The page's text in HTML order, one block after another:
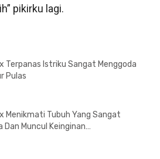
pikirku lagi.
Terpanas Istriku Sangat Menggoda
Pulas
Menikmati Tubuh Yang Sangat
Dan Muncul Keinginan…